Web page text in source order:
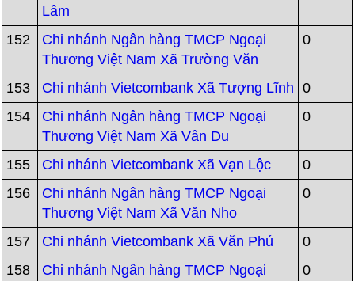
Lâm
152
Chi nhánh Ngân hàng TMCP Ngoại
Thương Việt Nam Xã Trường Văn
0
153 Chi nhánh Vietcombank Xã Tượng Lĩnh
0
154
Chi nhánh Ngân hàng TMCP Ngoại
Thương Việt Nam Xã Vân Du
0
155 Chi nhánh Vietcombank Xã Vạn Lộc
0
156
Chi nhánh Ngân hàng TMCP Ngoại
Thương Việt Nam Xã Văn Nho
0
157 Chi nhánh Vietcombank Xã Văn Phú
0
158
Chi nhánh Ngân hàng TMCP Ngoại
0